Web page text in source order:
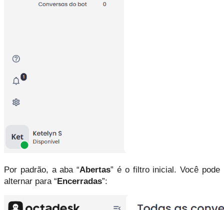
Por padrão, a aba “Abertas” é o filtro inicial. Você pode
alternar para “Encerradas”: